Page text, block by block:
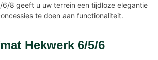
6/8 geeft u uw terrein een tijdloze elegantie
te doen aan functionaliteit.
Hekwerk 6/5/6